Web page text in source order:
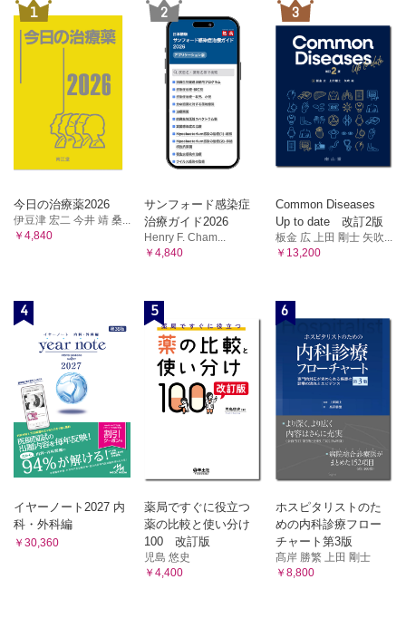
1
今日の治療薬2026
伊豆津 宏二 今井 靖 桑...
￥4,840
2
サンフォード感染症
治療ガイド2026
Henry F. Cham...
￥4,840
3
Common Diseases
Up to date 改訂2版
板金 広 上田 剛士 矢吹...
￥13,200
4
イヤーノート2027 内
科・外科編
￥30,360
5
薬局ですぐに役立つ
薬の比較と使い分け
100 改訂版
児島 悠史
￥4,400
6
ホスピタリストのた
めの内科診療フロー
チャート第3版
髙岸 勝繁 上田 剛士
￥8,800